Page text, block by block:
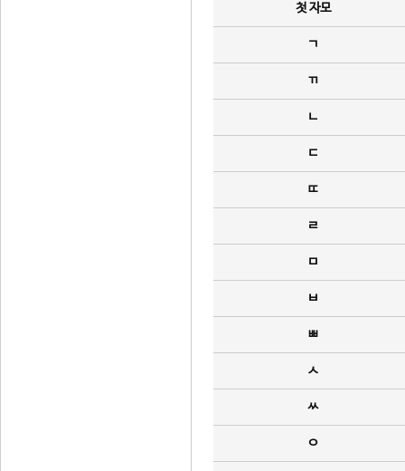
첫 자모
ㄱ
ㄲ
ㄴ
ㄷ
ㄸ
ㄹ
ㅁ
ㅂ
ㅃ
ㅅ
ㅆ
ㅇ